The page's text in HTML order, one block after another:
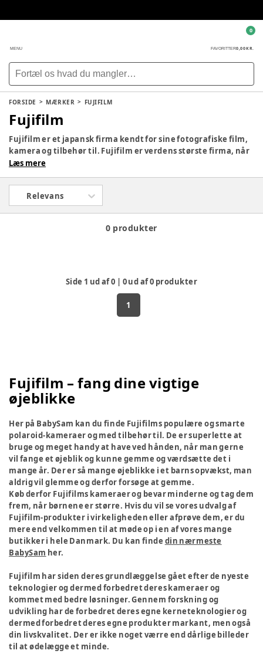
MENU FAVORITTER0,00 KR.
0
FORSIDE MÆRKER FUJIFILM
Fujifilm
Fujifilm er et japansk firma kendt for sine fotografiske film,
kamera og tilbehør til. Fujifilm er verdens største firma, når
det angår film og kameraudstyr. De blev grundlagt i 1934 og
forhandler til private forbrugere og virksomheder.
Læs mere
Relevans
0 produkter
Side 1 ud af0 0ud af0 produkter
1
Fujifilm – fang dine vigtige
øjeblikke
Her på BabySam kan du finde Fujifilms populære og smarte
polaroid-kameraer og med tilbehør til. De er superlette at
bruge og meget handy at have ved hånden, når man gerne
vil fange et øjeblik og kunne gemme og værdsætte det i
mange år. Der er så mange øjeblikke i et barns opvækst, man
aldrig vil glemme og derfor forsøge at gemme.
Køb derfor Fujifilms kameraer og bevar minderne og tag dem
frem, når børnene er større. Hvis du vil se vores udvalg af
Fujifilm-produkter i virkeligheden eller afprøve dem, er du
mere end velkommen til at møde op i en af vores mange
butikker i hele Danmark. Du kan finde din nærmeste
BabySam her.
Fujifilm har siden deres grundlæggelse gået efter de nyeste
teknologier og dermed forbedret deres kameraer og
kommet med bedre løsninger. Gennem forskning og
udvikling har de forbedret deres egne kerneteknologier og
dermed forbedret deres egne produkter markant, men også
din livskvalitet. Der er ikke noget værre end dårlige billeder
til at ødelægge et minde.